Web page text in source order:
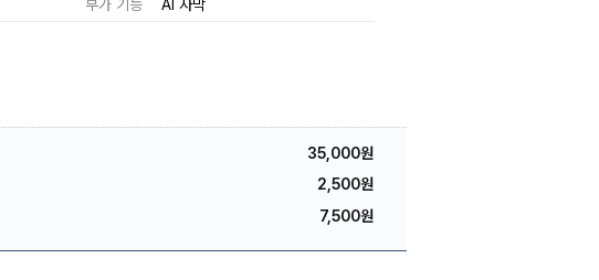
부가 기능
AI 자막
35,000원
2,500원
7,500원